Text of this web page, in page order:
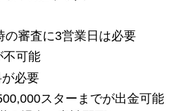
の審査に3営業日は必要
不可能
必要
スターまでが出金可能